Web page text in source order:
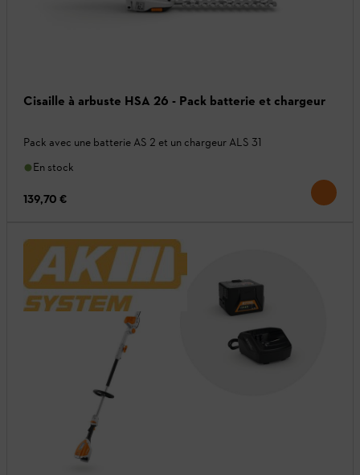
Cisaille à arbuste HSA 26 - Pack batterie et chargeur
Pack avec une batterie AS 2 et un chargeur ALS 31
En stock
139,70 €